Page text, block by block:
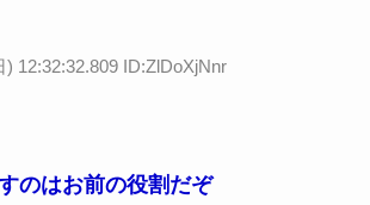
) 12:32:32.809 ID:ZlDoXjNnr
のはお前の役割だぞ